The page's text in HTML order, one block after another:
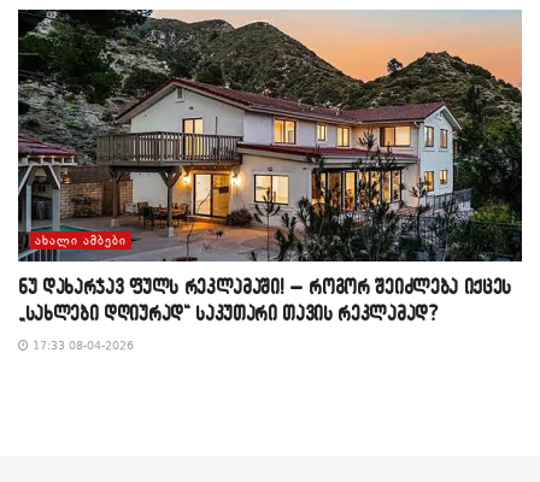
ᲐᲮᲐᲚᲘ ᲐᲛᲑᲔᲑᲘ
​ნუ დახარჯავ ფულს რეკლამაში! – როგორ შეიძლება იქცეს
„სახლები დღიურად“ საკუთარი თავის რეკლამად?
17:33 08-04-2026